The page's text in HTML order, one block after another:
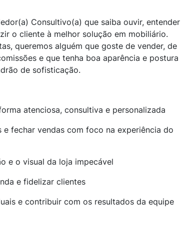
Consultivo(a) que saiba ouvir, entender
o cliente à melhor solução em mobiliário.
queremos alguém que goste de vender, de
e que tenha boa aparência e postura
de sofisticação.
atenciosa, consultiva e personalizada
e fechar vendas com foco na experiência do
e o visual da loja impecável
e fidelizar clientes
e contribuir com os resultados da equipe